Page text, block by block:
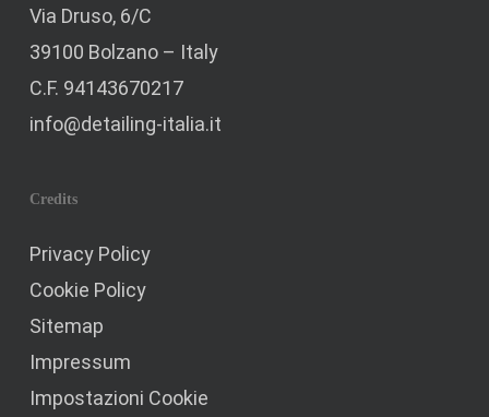
Via Druso, 6/C
39100 Bolzano – Italy
C.F. 94143670217
info@detailing-italia.it
Credits
Privacy Policy
Cookie Policy
Sitemap
Impressum
Impostazioni Cookie